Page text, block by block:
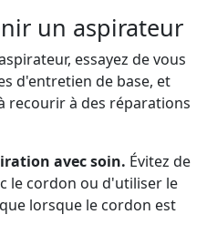
un aspirateur
essayez de vous
d'entretien de base, et
recourir à des réparations
avec soin. Évitez de
le cordon ou d'utiliser le
lorsque le cordon est